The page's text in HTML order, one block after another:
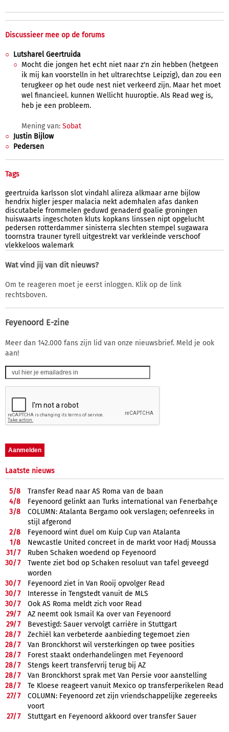
Discussieer mee op de forums
Lutsharel Geertruida
Mocht die jongen het echt niet naar z'n zin hebben (hetgeen
ik mij kan voorstelln in het ultrarechtse Leipzig), dan zou een
terugkeer op het oude nest niet verkeerd zijn. Maar het moet
wel financieel. kunnen Wellicht huuroptie. Als Read weg is,
heb je een probleem.
Mening van: Sobat
Justin Bijlow
Pedersen
Tags
geertruida karlsson slot vindahl alireza alkmaar arne bijlow
hendrix higler jesper malacia nekt ademhalen afas danken
discutabele frommelen geduwd genaderd goalie groningen
huiswaarts ingeschoten kluts kopkans linssen nipt opgelucht
pedersen rotterdammer sinisterra slechten stempel sugawara
toornstra trauner tyrell uitgestrekt var verkleinde verschoof
vlekkeloos walemark
Wat vind jij van dit nieuws?
Om te reageren moet je eerst inloggen. Klik op de link
rechtsboven.
Feyenoord E-zine
Meer dan 142.000 fans zijn lid van onze nieuwsbrief. Meld je ook
aan!
Laatste nieuws
5/8
Transfer Read naar AS Roma van de baan
4/8
Feyenoord gelinkt aan Turks international van Fenerbahçe
3/8
COLUMN: Atalanta Bergamo ook verslagen; oefenreeks in
stijl afgerond
2/8
Feyenoord wint duel om Kuip Cup van Atalanta
1/8
Newcastle United concreet in de markt voor Hadj Moussa
31/7
Ruben Schaken woedend op Feyenoord
30/7
Twente ziet bod op Schaken resoluut van tafel geveegd
worden
30/7
Feyenoord ziet in Van Rooij opvolger Read
30/7
Interesse in Tengstedt vanuit de MLS
30/7
Ook AS Roma meldt zich voor Read
29/7
AZ neemt ook Ismail Ka over van Feyenoord
29/7
Bevestigd: Sauer vervolgt carrière in Stuttgart
28/7
Zechiël kan verbeterde aanbieding tegemoet zien
28/7
Van Bronckhorst wil versterkingen op twee posities
28/7
Forest staakt onderhandelingen met Feyenoord
28/7
Stengs keert transfervrij terug bij AZ
28/7
Van Bronckhorst sprak met Van Persie voor aanstelling
28/7
Te Kloese reageert vanuit Mexico op transferperikelen Read
27/7
COLUMN: Feyenoord zet zijn vriendschappelijke zegereeks
voort
27/7 Stuttgart en Feyenoord akkoord over transfer Sauer